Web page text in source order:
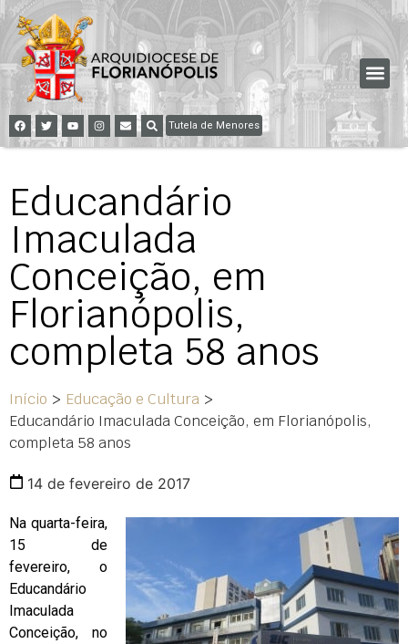
Tutela de Menores
Educandário
Imaculada
Conceição, em
Florianópolis,
completa 58 anos
Início > Educação e Cultura >
Educandário Imaculada Conceição, em Florianópolis,
completa 58 anos
14 de fevereiro de 2017
Na quarta-feira,
15 de
fevereiro, o
Educandário
Imaculada
Conceição, no